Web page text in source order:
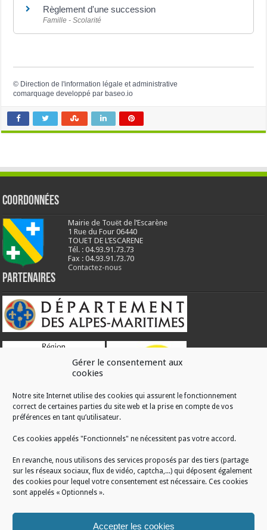
Gérer le consentement aux
cookies
Notre site Internet utilise des cookies qui assurent le fonctionnement
correct de certaines parties du site web et la prise en compte de vos
préférences en tant qu’utilisateur.
Ces cookies appelés "Fonctionnels" ne nécessitent pas votre accord.
En revanche, nous utilisons des services proposés par des tiers (partage
sur les réseaux sociaux, flux de vidéo, captcha,...) qui déposent également
des cookies pour lequel votre consentement est nécessaire. Ces cookies
sont appelés « Optionnels ».
Accepter les cookies
Règlement d'une succession
Famille - Scolarité
© Direction de l'information légale et administrative
comarquage developpé par baseo.io
Coordonnées
Mairie de Touët de l’Escarène
1 Rue du Four 06440
TOUET DE L’ESCARENE
Tél. : 04.93.91.73.73
Fax : 04.93.91.73.70
Contactez-nous
Partenaires
RÉALISATION